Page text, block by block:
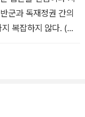
다. 그리고 이런 상황
도움이 된다.
군과 독재정권 간의
복잡하지 않다. (돈
항이 가장 적은 길일
가지가 유일한 선
부되어 있다. ― (4